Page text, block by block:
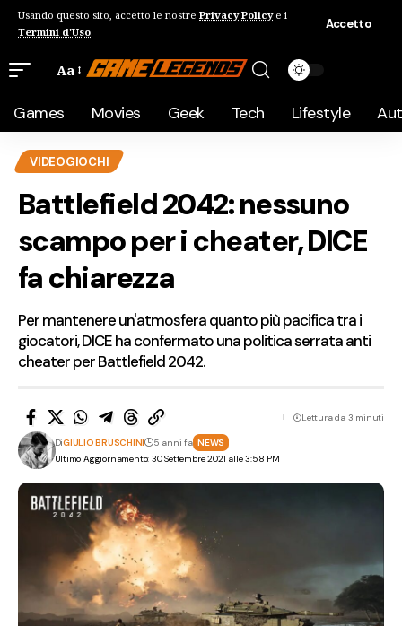
Usando questo sito, accetto le nostre Privacy Policye i
Termini d'Uso.
Accetto
Aa
Games Movies Geek Tech Lifestyle
VIDEOGIOCHI
Battlefield 2042: nessuno
scampo per i cheater, DICE
fa chiarezza
Per mantenere un'atmosfera quanto più pacifica tra i
giocatori, DICE ha confermato una politica serrata anti
cheater per Battlefield 2042.
Ultimo Aggiornamento: 30 Settembre 2021 alle 3:58 PM
DiGIULIO BRUSCHINI 5 anni fa NEWS
Lettura da 3 minuti